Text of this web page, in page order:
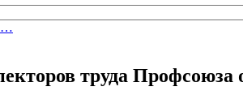
труда Профсоюза